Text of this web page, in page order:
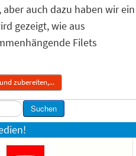
auch dazu haben wir ein
gezeigt, wie aus
Filets
zubereiten,...
Suchen